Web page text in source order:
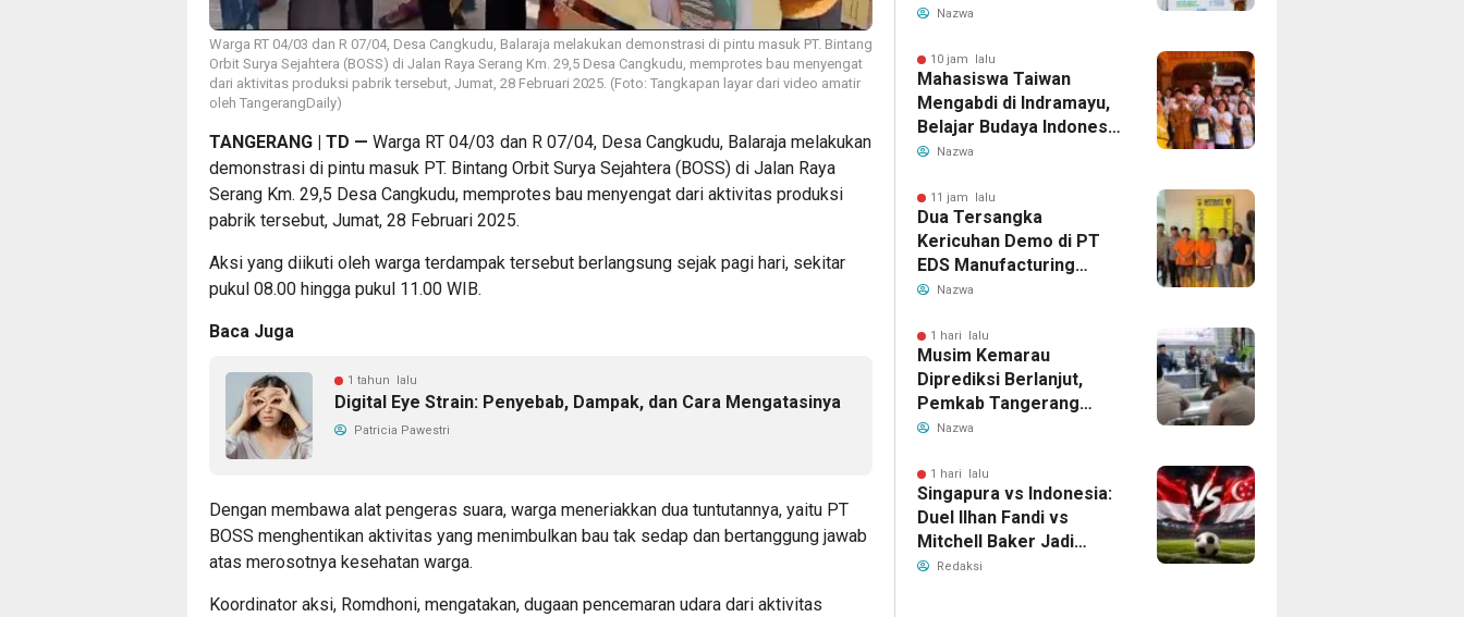
Warga RT 04/03 dan R 07/04, Desa Cangkudu, Balaraja melakukan demonstrasi di pintu masuk PT. Bintang
Orbit Surya Sejahtera (BOSS) di Jalan Raya Serang Km. 29,5 Desa Cangkudu, memprotes bau menyengat
dari aktivitas produksi pabrik tersebut, Jumat, 28 Februari 2025. (Foto: Tangkapan layar dari video amatir
oleh TangerangDaily)
TANGERANG | TD — Warga RT 04/03 dan R 07/04, Desa Cangkudu, Balaraja melakukan
demonstrasi di pintu masuk PT. Bintang Orbit Surya Sejahtera (BOSS) di Jalan Raya
Serang Km. 29,5 Desa Cangkudu, memprotes bau menyengat dari aktivitas produksi
pabrik tersebut, Jumat, 28 Februari 2025.
Aksi yang diikuti oleh warga terdampak tersebut berlangsung sejak pagi hari, sekitar
pukul 08.00 hingga pukul 11.00 WIB.
Baca Juga
1 tahun lalu
Digital Eye Strain: Penyebab, Dampak, dan Cara Mengatasinya
Patricia Pawestri
Dengan membawa alat pengeras suara, warga meneriakkan dua tuntutannya, yaitu PT
BOSS menghentikan aktivitas yang menimbulkan bau tak sedap dan bertanggung jawab
atas merosotnya kesehatan warga.
Koordinator aksi, Romdhoni, mengatakan, dugaan pencemaran udara dari aktivitas
Bantuan dan Tampung
Nazwa
10 jam lalu
Mahasiswa Taiwan
Mengabdi di Indramayu,
Belajar Budaya Indonesia
dan Edukasi Pekerja
Nazwa
11 jam lalu
Dua Tersangka
Kericuhan Demo di PT
EDS Manufacturing
Indonesia Ditahan, Polda
Perebutan Pengelolaan
Limbah
Nazwa
1 hari lalu
Musim Kemarau
Diprediksi Berlanjut,
Pemkab Tangerang
Siapkan Langkah
Bersih
Nazwa
1 hari lalu
Singapura vs Indonesia:
Duel Ilhan Fandi vs
Mitchell Baker Jadi
Sorotan di Piala AFF
Redaksi